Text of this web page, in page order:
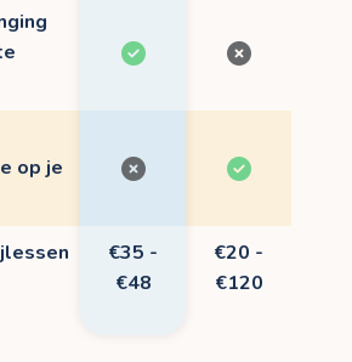
op je
€35 -
€48
€20 -
€120